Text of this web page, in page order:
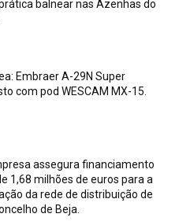
balnear nas Azenhas do
Embraer A-29N Super
com pod WESCAM MX-15.
assegura financiamento
1,68 milhões de euros para a
da rede de distribuição de
de Beja.